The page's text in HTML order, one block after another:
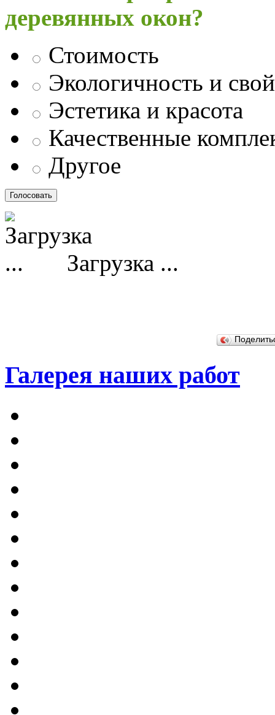
деревянных окон?
Стоимость
Экологичность и
Эстетика и красота
Качественные
Другое
Загрузка ...
Галерея наших работ